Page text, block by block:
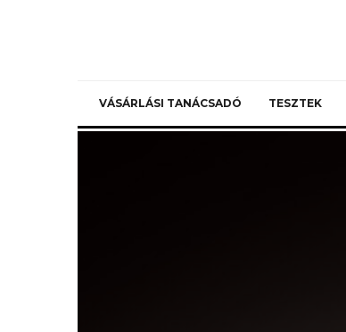
VÁSÁRLÁSI TANÁCSADÓ TESZTEK